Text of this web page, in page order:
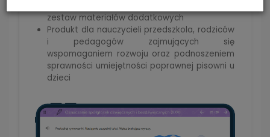
zestaw materiałów dodatkowych
Produkt dla nauczycieli przedszkola, rodziców
i pedagogów zajmujących się
wspomaganiem rozwoju oraz podnoszeniem
sprawności umiejętności poprawnej pisowni u
dzieci